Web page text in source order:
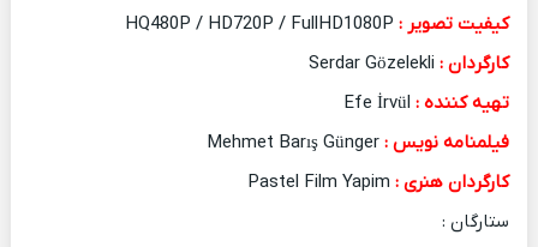
کیفیت تصویر :HQ480P / HD720P / FullHD1080P
کارگردان :Serdar Gözelekli
تهیه کننده :Efe İrvül
فیلمنامه نویس :Mehmet Barış Günger
کارگردان هنری :Pastel Film Yapim
ستارگان :